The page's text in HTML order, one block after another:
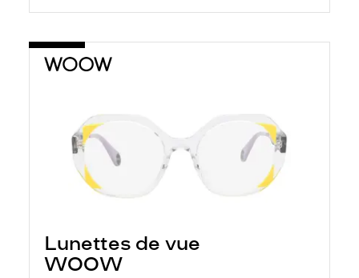
Lunettes de vue
WOOW